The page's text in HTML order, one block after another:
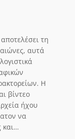
τη
αυτά
Η
βίντεο
ήχου
να
και…